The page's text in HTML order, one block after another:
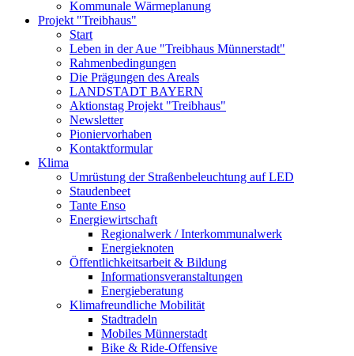
Kommunale Wärmeplanung
Projekt "Treibhaus"
Start
Leben in der Aue "Treibhaus Münnerstadt"
Rahmenbedingungen
Die Prägungen des Areals
LANDSTADT BAYERN
Aktionstag Projekt "Treibhaus"
Newsletter
Pioniervorhaben
Kontaktformular
Klima
Umrüstung der Straßenbeleuchtung auf LED
Staudenbeet
Tante Enso
Energiewirtschaft
Regionalwerk / Interkommunalwerk
Energieknoten
Öffentlichkeitsarbeit & Bildung
Informationsveranstaltungen
Energieberatung
Klimafreundliche Mobilität
Stadtradeln
Mobiles Münnerstadt
Bike & Ride-Offensive